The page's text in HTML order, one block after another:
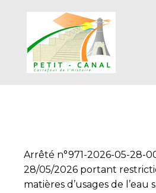
Arrêté n°971-2026-05-28-
28/05/2026 portant
matières d’usages de